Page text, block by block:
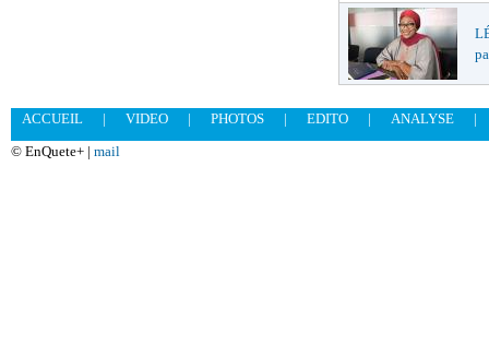
ACCUEIL | VIDEO | PHOTOS | EDITO | ANALYSE
|
© EnQuete+ | mail